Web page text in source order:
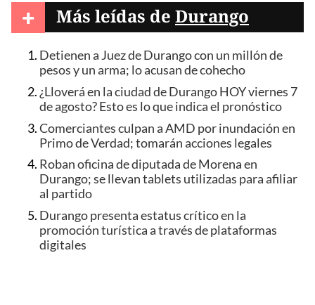
+ Más leídas de Durango
Detienen a Juez de Durango con un millón de
pesos y un arma; lo acusan de cohecho
¿Lloverá en la ciudad de Durango HOY viernes 7
de agosto? Esto es lo que indica el pronóstico
Comerciantes culpan a AMD por inundación en
Primo de Verdad; tomarán acciones legales
Roban oficina de diputada de Morena en
Durango; se llevan tablets utilizadas para afiliar
al partido
Durango presenta estatus crítico en la
promoción turística a través de plataformas
digitales